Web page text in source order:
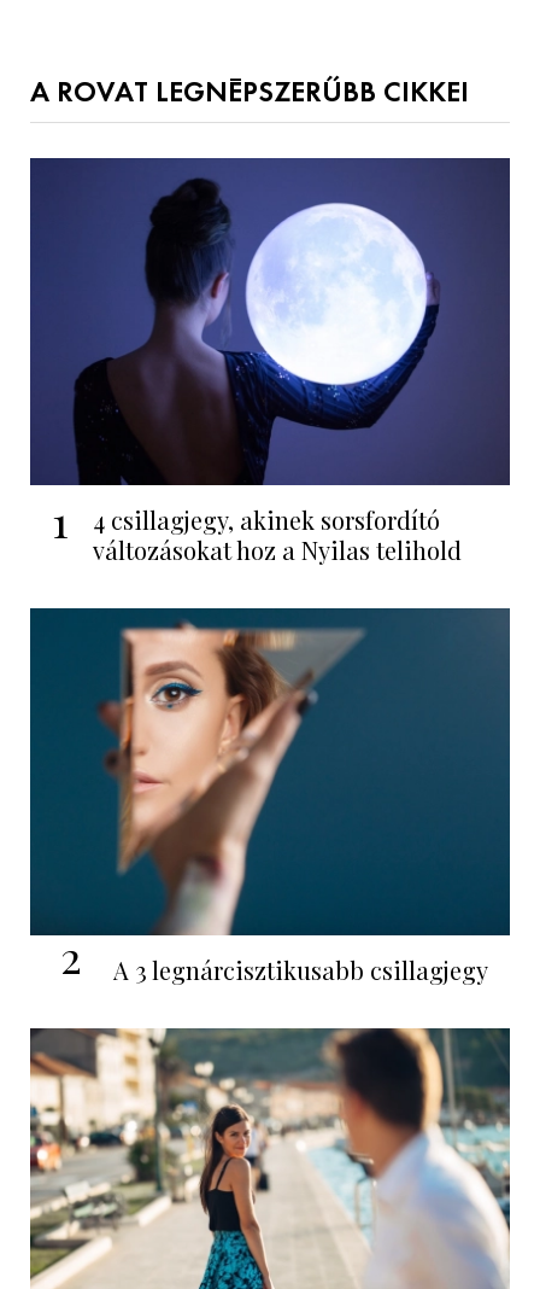
A ROVAT LEGNÉPSZERŰBB CIKKEI
1
4 csillagjegy, akinek sorsfordító
változásokat hoz a Nyilas telihold
2 A 3 legnárcisztikusabb csillagjegy